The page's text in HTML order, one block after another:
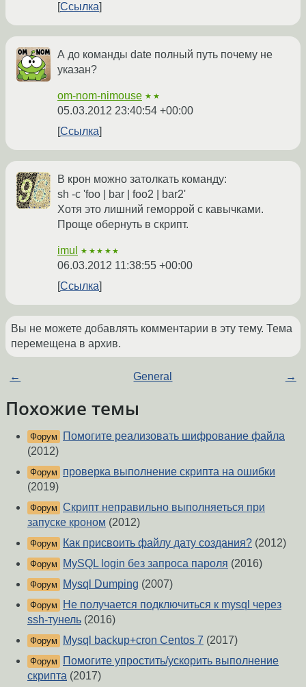
Ссылка
А до команды date полный путь почему не
указан?
om-nom-nimouse ★★
05.03.2012 23:40:54 +00:00
Ссылка
В крон можно затолкать команду:
sh -c 'foo | bar | foo2 | bar2'
Хотя это лишний геморрой с кавычками.
Проще обернуть в скрипт.
imul ★★★★★
06.03.2012 11:38:55 +00:00
Ссылка
Вы не можете добавлять комментарии в эту тему. Тема
перемещена в архив.
← General →
Похожие темы
Форум
Помогите реализовать шифрование файла
(2012)
Форум
проверка выполнение скрипта на ошибки
(2019)
Форум Скрипт неправильно выполняеться при
запуске кроном (2012)
Форум Как присвоить файлу дату создания? (2012)
Форум MySQL login без запроса пароля (2016)
Форум Mysql Dumping (2007)
Форум
Не получается подключиться к mysql через
ssh-тунель (2016)
Форум Mysql backup+cron Centos 7 (2017)
Форум
Помогите упростить/ускорить выполнение
скрипта (2017)